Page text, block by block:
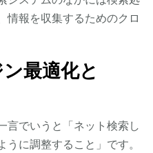
情報を収集するためのクロ
最適化と
言でいうと「ネット検索し
に調整すること」です。